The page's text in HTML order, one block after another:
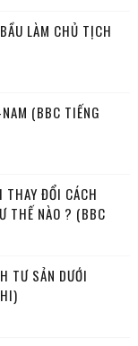
LÀM CHỦ TỊCH
(BBC TIẾNG
THAY ĐỔI CÁCH
THẾ NÀO ? (BBC
TƯ SẢN DƯỚI